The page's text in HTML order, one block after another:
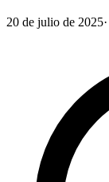
20 de julio de 2025·